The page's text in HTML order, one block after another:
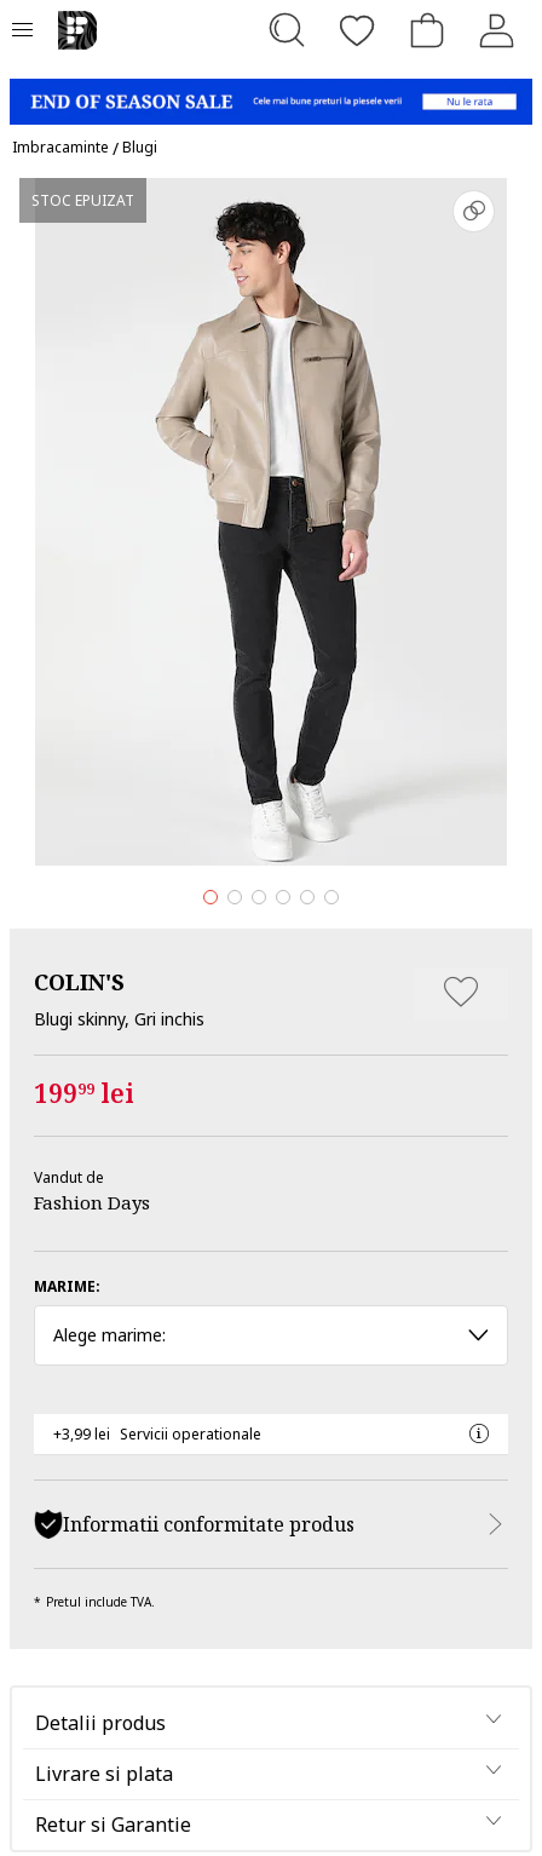
Imbracaminte /Blugi
STOC EPUIZAT
COLIN'S
Blugi skinny, Gri inchis
19999 lei
Vandut de
Fashion Days
MARIME:
Alege marime:
+3,99 lei Servicii operationale
Informatii conformitate produs
Pretul include TVA.
Detalii produs
Livrare si plata
Retur si Garantie